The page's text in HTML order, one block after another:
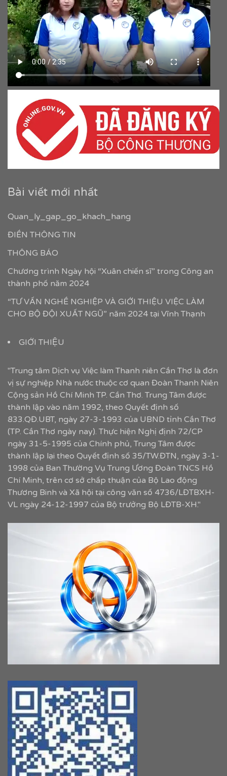
Bài viết mới nhất
Quan_ly_gap_go_khach_hang
ĐIỀN THÔNG TIN
THÔNG BÁO
Chương trình Ngày hội “Xuân chiến sĩ” trong Công an
thành phố năm 2024
“TƯ VẤN NGHỀ NGHIỆP VÀ GIỚI THIỆU VIỆC LÀM
CHO BỘ ĐỘI XUẤT NGŨ” năm 2024 tại Vĩnh Thạnh
GIỚI THIỆU
"Trung tâm Dịch vụ Việc làm Thanh niên Cần Thơ là đơn
vị sự nghiệp Nhà nước thuộc cơ quan Đoàn Thanh Niên
Cộng sản Hồ Chí Minh TP. Cần Thơ. Trung Tâm được
thành lập vào năm 1992, theo Quyết định số
833.QĐ.UBT, ngày 27-3-1993 của UBND tỉnh Cần Thơ
(TP. Cần Thơ ngày nay). Thực hiện Nghị định 72/CP
ngày 31-5-1995 của Chính phủ, Trung Tâm được
thành lập lại theo Quyết định số 35/TW.ĐTN, ngày 3-1-
1998 của Ban Thường Vụ Trung Ương Đoàn TNCS Hồ
Chí Minh, trên cơ sở chấp thuận của Bộ Lao động
Thương Binh và Xã hội tại công văn số 4736/LĐTBXH-
VL ngày 24-12-1997 của Bộ trưởng Bộ LĐTB-XH."